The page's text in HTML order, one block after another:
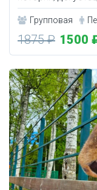
Групповая
1875 ₽ 1500